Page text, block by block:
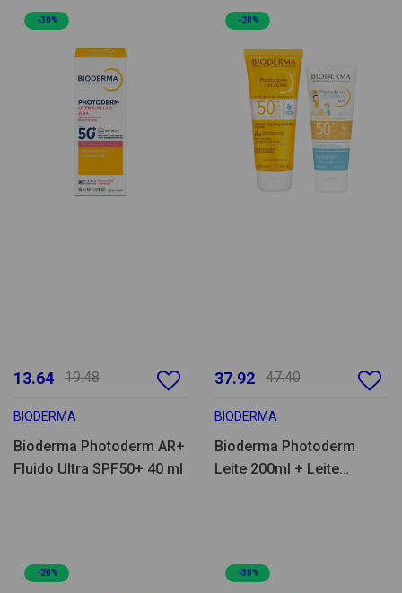
-30%
13.64 19.48
BIODERMA
Bioderma Photoderm AR+
Fluido Ultra SPF50+ 40 ml
-20%
37.92 47.40
BIODERMA
Bioderma Photoderm
Leite 200ml + Leite
-20% -30%